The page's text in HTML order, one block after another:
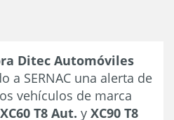
Ditec Automóviles
a SERNAC una alerta de
vehículos de marca
XC60 T8 Aut. y XC90 T8